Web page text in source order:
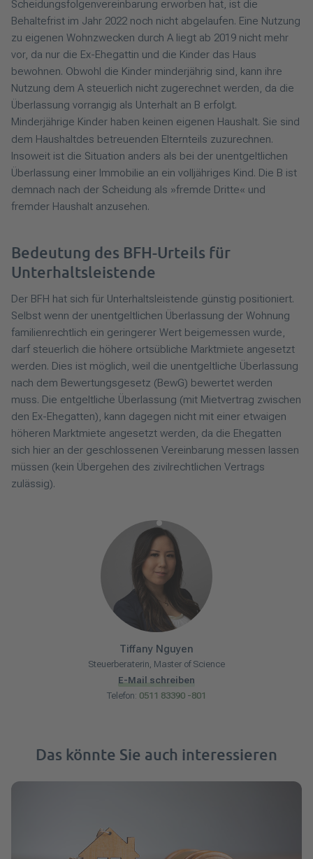
Scheidungsfolgenvereinbarung erworben hat, ist die
Behaltefrist im Jahr 2022 noch nicht abgelaufen. Eine Nutzung
zu eigenen Wohnzwecken durch A liegt ab 2019 nicht mehr
vor, da nur die Ex-Ehegattin und die Kinder das Haus
bewohnen. Obwohl die Kinder minderjährig sind, kann ihre
Nutzung dem A steuerlich nicht zugerechnet werden, da die
Überlassung vorrangig als Unterhalt an B erfolgt.
Minderjährige Kinder haben keinen eigenen Haushalt. Sie sind
dem Haushaltdes betreuenden Elternteils zuzurechnen.
Insoweit ist die Situation anders als bei der unentgeltlichen
Überlassung einer Immobilie an ein volljähriges Kind. Die B ist
demnach nach der Scheidung als »fremde Dritte« und
fremder Haushalt anzusehen.
Bedeutung des BFH-Urteils für
Unterhaltsleistende
Der BFH hat sich für Unterhaltsleistende günstig positioniert.
Selbst wenn der unentgeltlichen Überlassung der Wohnung
familienrechtlich ein geringerer Wert beigemessen wurde,
darf steuerlich die höhere ortsübliche Marktmiete angesetzt
werden. Dies ist möglich, weil die unentgeltliche Überlassung
nach dem Bewertungsgesetz (BewG) bewertet werden
muss. Die entgeltliche Überlassung (mit Mietvertrag zwischen
den Ex-Ehegatten), kann dagegen nicht mit einer etwaigen
höheren Marktmiete angesetzt werden, da die Ehegatten
sich hier an der geschlossenen Vereinbarung messen lassen
müssen (kein Übergehen des zivilrechtlichen Vertrags
zulässig).
Tiffany Nguyen
Steuerberaterin, Master of Science
E-Mail schreiben
Telefon: 0511 83390 -801
Das könnte Sie auch interessieren